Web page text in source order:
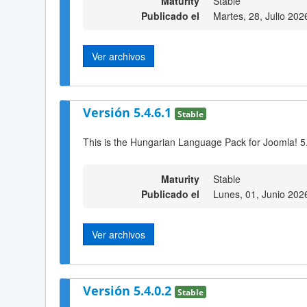
Publicado el
Martes, 28, Julio
Ver archivos
Versión 5.4.6.1 Stable
This is the Hungarian Language Pack for Joomla!
Maturity
Stable
Publicado el
Lunes, 01, Junio
Ver archivos
Versión 5.4.0.2 Stable